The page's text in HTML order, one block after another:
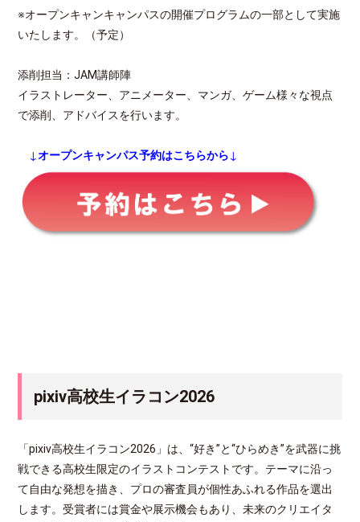
※オープンキャンキャンパスの開催プログラムの一部として実施
いたします。（予定）
添削担当：JAM講師陣
イラストレーター、アニメーター、マンガ、ゲーム様々な視点
で添削、アドバイスを行います。
↓オープンキャンパス予約はこちらから↓
pixiv高校生イラコン2026
「pixiv高校生イラコン2026」は、“好き”と“ひらめき”を武器に挑
戦できる高校生限定のイラストコンテストです。テーマに沿っ
て自由な発想を描き、プロの審査員が個性あふれる作品を選出
します。受賞者には賞金や展示機会もあり、未来のクリエイタ